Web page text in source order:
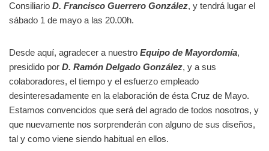
Consiliario D. Francisco Guerrero González, y tendrá lugar el
sábado 1 de mayo a las 20.00h.
Desde aquí, agradecer a nuestro Equipo de Mayordomía,
presidido por D. Ramón Delgado González, y a sus
colaboradores, el tiempo y el esfuerzo empleado
desinteresadamente en la elaboración de ésta Cruz de Mayo.
Estamos convencidos que será del agrado de todos nosotros, y
que nuevamente nos sorprenderán con alguno de sus diseños,
tal y como viene siendo habitual en ellos.